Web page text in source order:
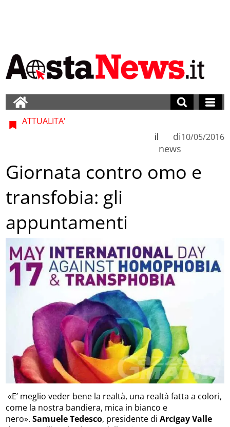
ATTUALITA'
di
news
il 10/05/2016
Giornata contro omo e
transfobia: gli
appuntamenti
«E’ meglio veder bene la realtà, una realtà fatta a colori,
come la nostra bandiera, mica in bianco e
nero».Samuele Tedesco, presidente di Arcigay Valle